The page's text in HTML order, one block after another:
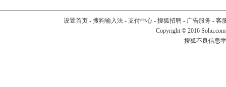
设置首页- 搜狗输入法- 支付中心- 搜狐招聘- 广告服务 - 客
Copyright © 2016
搜狐不良信息